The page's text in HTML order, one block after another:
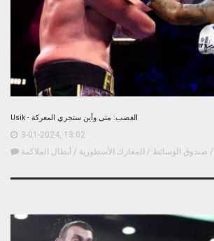
Usik - الغضب: متى وأين ستجري المعركة
3-01-2024, 13:02
/ صندوق الوسائط / المعارك الأسطورية / أبطال الملاكمة